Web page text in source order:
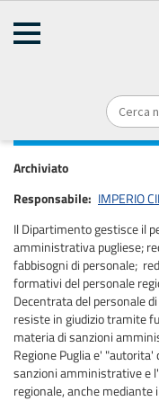
Home
Archiviato
Responsabile IMPERIO
Il Dipartimento gestisce il
amministrativa pugliese;
fabbisogni di personale;
formativi del personale
Decentrata del personale
resiste in giudizio tramite
materia di sanzioni
Regione Puglia e'
sanzioni amministrative e
regionale, anche